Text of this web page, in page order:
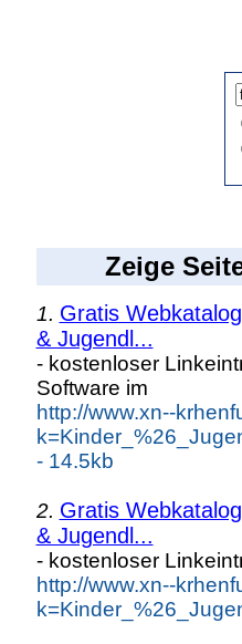
Zeige
1. Gratis
& Jugendl...
- kostenloser
Software im
http://www.xn--
- 14.5kb
2. Gratis
& Jugendl...
- kostenloser
http://www.xn--